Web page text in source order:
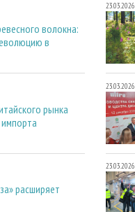
волокна:
в
рынка
расширяет
23.03.2026
23.03.2026
23.03.2026